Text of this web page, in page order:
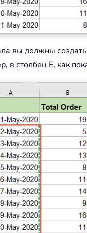
вы должны
в столбец E, как